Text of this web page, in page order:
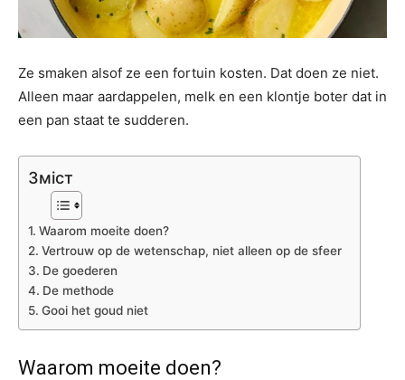
Ze smaken alsof ze een fortuin kosten. Dat doen ze niet.
Alleen maar aardappelen, melk en een klontje boter dat in
een pan staat te sudderen.
Зміст
Waarom moeite doen?
Vertrouw op de wetenschap, niet alleen op de sfeer
De goederen
De methode
Gooi het goud niet
Waarom moeite doen?